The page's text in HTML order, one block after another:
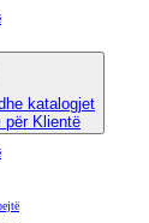
katalogjet
për Klientë